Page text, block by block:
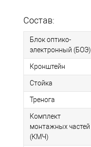
Состав:
Блок оптико-
электронный (БОЭ)
Кронштейн
Стойка
Тренога
Комплект
монтажных частей
(КМЧ)